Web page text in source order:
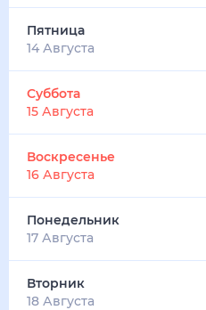
Пятница
14 Августа
Суббота
15 Августа
Воскресенье
16 Августа
Понедельник
17 Августа
Вторник
18 Августа